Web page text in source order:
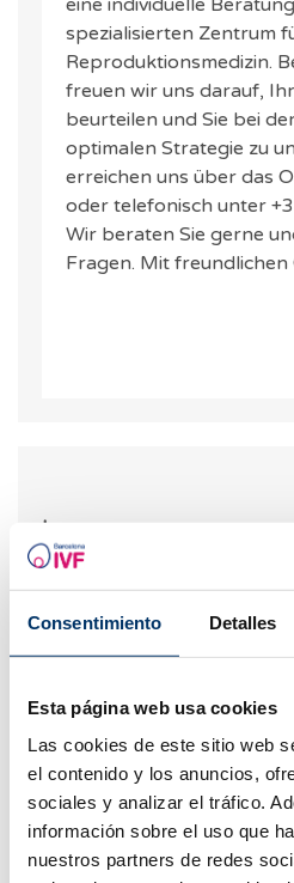
Consentimiento Detalles
Esta página web usa cookies
Las cookies de este sitio web
el contenido y los anuncios,
sociales y analizar el tráfico.
información sobre el uso que
nuestros partners de redes
eine individuelle
spezialisierten Zentrum
Reproduktionsmedizin.
freuen wir uns darauf,
beurteilen und Sie bei
optimalen Strategie zu
erreichen uns über das
oder telefonisch unter
Wir beraten Sie gerne
Fragen. Mit freundlichen
Laura
06.02.2026
0,19, und wenn man
Jahr noch über 1 lag...